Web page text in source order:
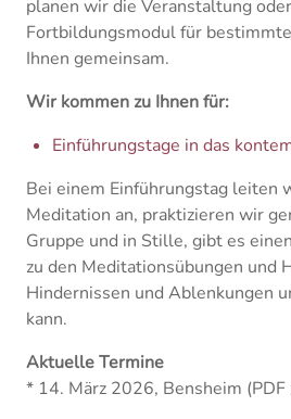
planen wir die Veranstaltung
Fortbildungsmodul für
Ihnen gemeinsam.
Wir kommen zu Ihnen für:
Einführungstage in das
Bei einem Einführungstag leiten
Meditation an, praktizieren wir
Gruppe und in Stille, gibt es
zu den Meditationsübungen und
Hindernissen und Ablenkungen
kann.
Aktuelle Termine
* 14. März 2026, Bensheim